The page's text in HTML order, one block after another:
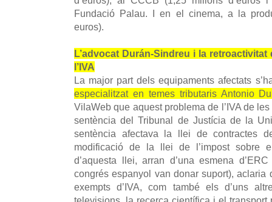
Fundació Palau. I en el cinema, a la
euros).
L’advocat Durán-Sindreu i la
l’IVA
La major part dels equipaments afectats
especialitzat en temes tributaris Antonio
VilaWeb que aquest problema de l’IVA de
sentència del Tribunal de Justícia de la
sentència afectava la llei de contractes
modificació de la llei de l’impost sobre
d’aquesta llei, arran d’una esmena
congrés espanyol van donar suport), aclaria
exempts d’IVA, com també els d’uns